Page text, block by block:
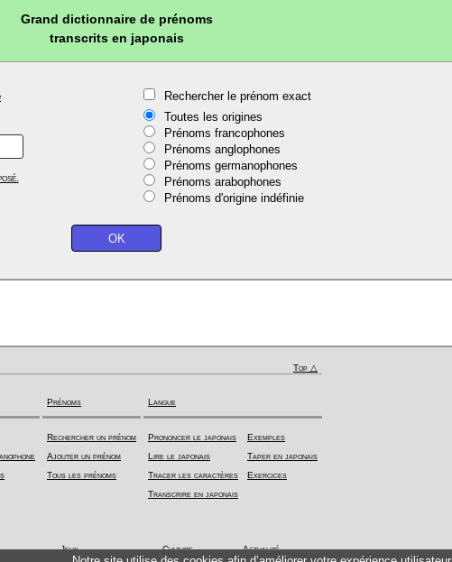
Grand dictionnaire de prénoms
transcrits en japonais
Rechercher le prénom exact
Toutes les origines
Prénoms francophones
Prénoms anglophones
Prénoms germanophones
Prénoms arabophones
Prénoms d'origine indéfinie
Top △
Prénoms
Rechercher un prénom
Ajouter un prénom
Tous les prénoms
Langue
Prononcer le japonais
Lire le japonais
Tracer les caractères
Transcrire en japonais
Exemples
Taper en japonais
Exercices
Jeux Culture Actualité